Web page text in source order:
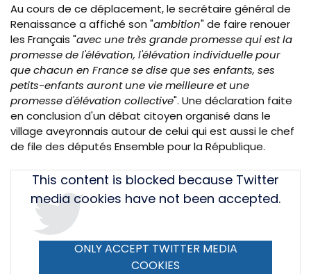
Au cours de ce déplacement, le secrétaire général de
Renaissance a affiché son "ambition" de faire renouer
les Français "avec une très grande promesse qui est la
promesse de l'élévation, l'élévation individuelle pour
que chacun en France se dise que ses enfants, ses
petits-enfants auront une vie meilleure et une
promesse d'élévation collective". Une déclaration faite
en conclusion d'un débat citoyen organisé dans le
village aveyronnais autour de celui qui est aussi le chef
de file des députés Ensemble pour la République.
TweetThis content is blocked because Twitter
media cookies have not been accepted.
ONLY ACCEPT TWITTER MEDIA
COOKIES